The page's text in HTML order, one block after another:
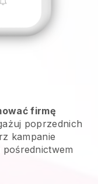
firmę
poprzednich
kampanie